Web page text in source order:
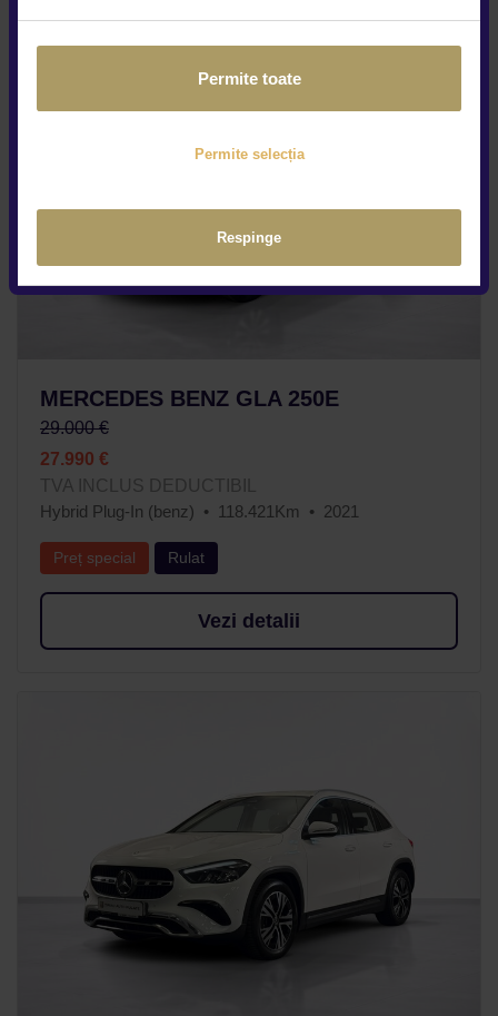
Permite toate
Permite selecția
Respinge
MERCEDES BENZ GLA 250E
29.000 €
27.990 €
TVA INCLUS DEDUCTIBIL
Hybrid Plug-In (benz)
118.421Km 2021
Preț special Rulat
Vezi detalii